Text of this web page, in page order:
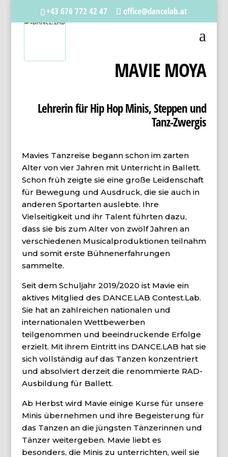
+43 676 772 42 47 office@dancelab.at
MAVIE MOYA
Lehrerin für Hip Hop Minis, Steppen und
Tanz-Zwergis
Mavies Tanzreise begann schon im zarten
Alter von vier Jahren mit Unterricht in Ballett.
Schon früh zeigte sie eine große Leidenschaft
für Bewegung und Ausdruck, die sie auch in
anderen Sportarten auslebte. Ihre
Vielseitigkeit und ihr Talent führten dazu,
dass sie bis zum Alter von zwölf Jahren an
verschiedenen Musicalproduktionen teilnahm
und somit erste Bühnenerfahrungen
sammelte.
Seit dem Schuljahr 2019/2020 ist Mavie ein
aktives Mitglied des DANCE.LAB Contest.Lab.
Sie hat an zahlreichen nationalen und
internationalen Wettbewerben
teilgenommen und beeindruckende Erfolge
erzielt. Mit ihrem Eintritt ins DANCE.LAB hat sie
sich vollständig auf das Tanzen konzentriert
und absolviert derzeit die renommierte RAD-
Ausbildung für Ballett.
Ab Herbst wird Mavie einige Kurse für unsere
Minis übernehmen und ihre Begeisterung für
das Tanzen an die jüngsten Tänzerinnen und
Tänzer weitergeben. Mavie liebt es
besonders, die Minis zu unterrichten, weil sie